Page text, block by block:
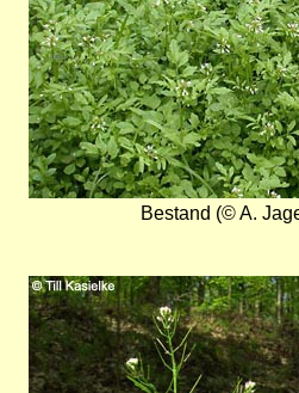
Bestand (© A.
Bild